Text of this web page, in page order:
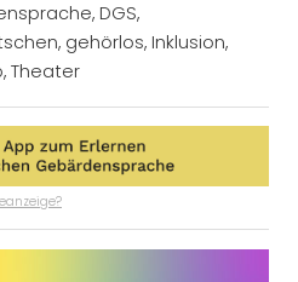
, DGS,
, gehörlos, Inklusion,
, Theater